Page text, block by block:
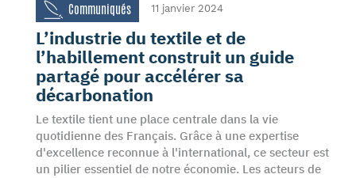
Communiqués 11 janvier 2024
L’industrie du textile et de
l’habillement construit un guide
partagé pour accélérer sa
décarbonation
Le textile tient une place centrale dans la vie
quotidienne des Français. Grâce à une expertise
d'excellence reconnue à l'international, ce secteur est
un pilier essentiel de notre économie. Les acteurs de